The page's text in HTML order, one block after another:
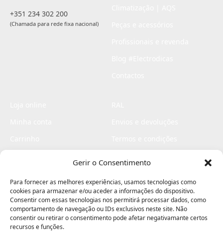
Gerir o Consentimento
Para fornecer as melhores experiências, usamos tecnologias como
cookies para armazenar e/ou aceder a informações do dispositivo.
Consentir com essas tecnologias nos permitirá processar dados, como
comportamento de navegação ou IDs exclusivos neste site. Não
consentir ou retirar o consentimento pode afetar negativamante certos
recursos e funções.
+351 234 302 200
(Chamada para rede fixa nacional)
Livro de elogios